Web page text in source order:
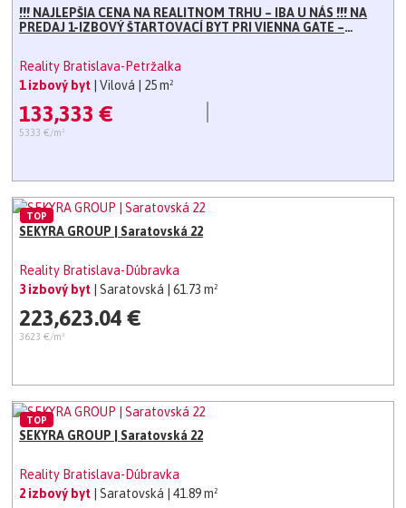
!!! NAJLEPŠIA CENA NA REALITNOM TRHU – IBA U NÁS !!! NA
PREDAJ 1-IZBOVÝ ŠTARTOVACÍ BYT PRI VIENNA GATE –
Reality Bratislava-Petržalka
1 izbový byt
| Vilová | 25 m²
133,333 €
5333 €/m²
SEKYRA GROUP | Saratovská 22
Reality Bratislava-Dúbravka
3 izbový byt
| Saratovská | 61.73 m²
223,623.04 €
3623 €/m²
TOP
SEKYRA GROUP | Saratovská 22
Reality Bratislava-Dúbravka
2 izbový byt
| Saratovská | 41.89 m²
TOP